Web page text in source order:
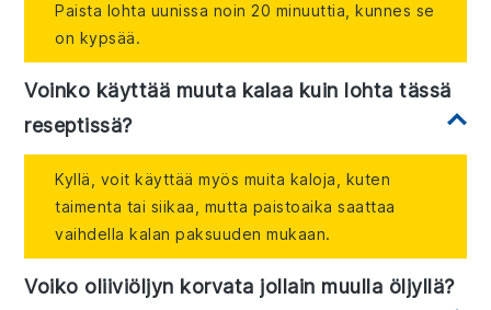
Paista lohta uunissa noin 20 minuuttia, kunnes se
on kypsää.
Voinko käyttää muuta kalaa kuin lohta tässä
reseptissä?
Kyllä, voit käyttää myös muita kaloja, kuten
taimenta tai siikaa, mutta paistoaika saattaa
vaihdella kalan paksuuden mukaan.
Voiko oliiviöljyn korvata jollain muulla öljyllä?